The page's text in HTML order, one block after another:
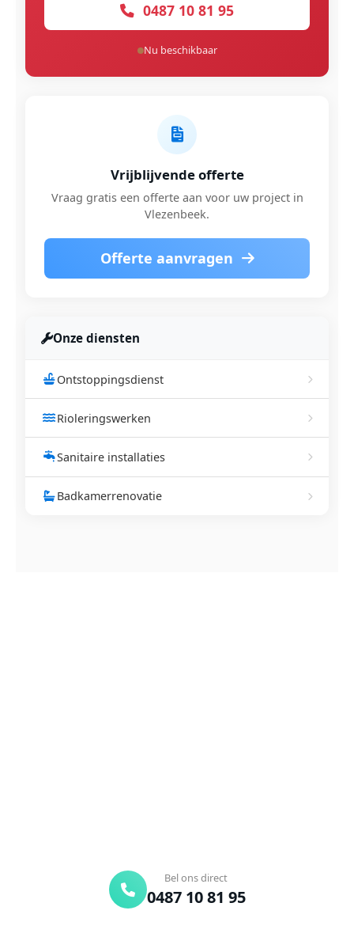
0487 10 81 95
Nu beschikbaar
Vrijblijvende offerte
Vraag gratis een offerte aan voor uw project in
Vlezenbeek.
Offerte aanvragen
Onze diensten
Ontstoppingsdienst
Rioleringswerken
Sanitaire installaties
Badkamerrenovatie
Bel ons direct
0487 10 81 95